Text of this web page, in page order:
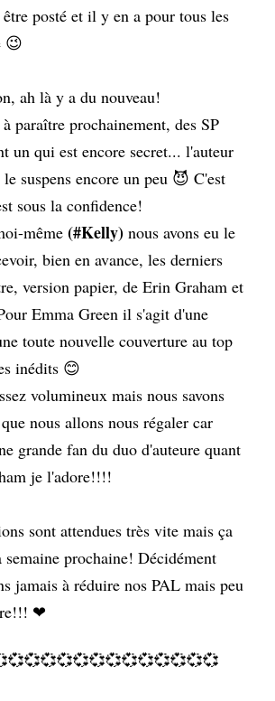
être posté et il y en a pour tous les
😉
ah là y a du nouveau!
paraître prochainement, des SP
un qui est encore secret... l'auteur
suspens encore un peu 😈 C'est
sous la confidence!
même (#Kelly) nous avons eu le
bien en avance, les derniers
version papier, de Erin Graham et
Emma Green il s'agit d'une
toute nouvelle couverture au top
inédits 😊
volumineux mais nous savons
nous allons nous régaler car
grande fan du duo d'auteure quant
je l'adore!!!!
sont attendues très vite mais ça
prochaine! Décidément
jamais à réduire nos PAL mais peu
❤